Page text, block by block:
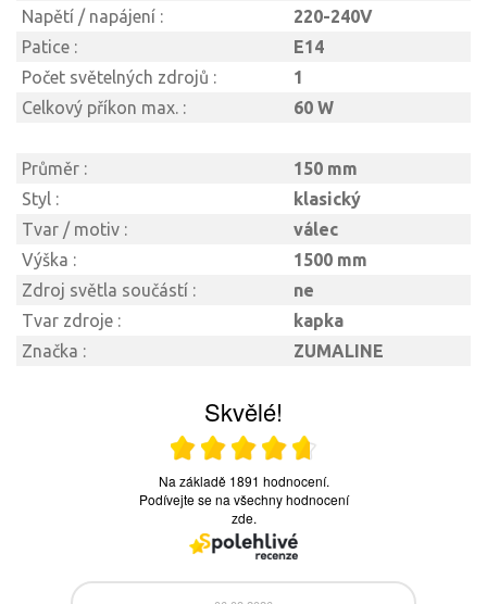
Napětí / napájení :
220-240V
Patice :
E14
Počet světelných zdrojů :
1
Celkový příkon max. :
60 W
Průměr :
150 mm
Styl :
klasický
Tvar / motiv :
válec
Výška :
1500 mm
Zdroj světla součástí :
ne
Tvar zdroje :
kapka
Značka :
ZUMALINE